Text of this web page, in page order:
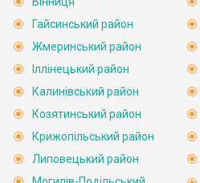
Гайсинський район
Жмеринський район
Іллінецький район
Калинівський район
Козятинський район
Крижопільський район
Липовецький район